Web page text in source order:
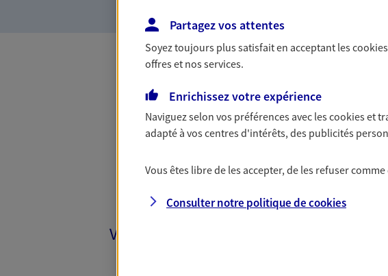
Toutes nos
VÉHICULES
Partagez vos attentes
Soyez toujours plus satisfait en acceptant lescookies
offres et nos services.
Enrichissez votre expérience
Naviguez selon vos préférences avec lescookies et
adapté à vos centres d'intérêts, des publicités
Vous êtes libre de les accepter, de les refuser
Consulter notre politique decookies